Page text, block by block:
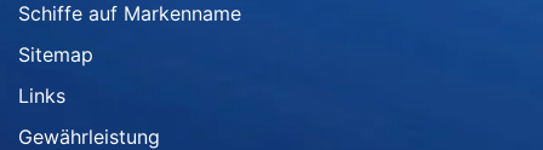
Schiffe auf Markenname
Sitemap
Links
Gewährleistung